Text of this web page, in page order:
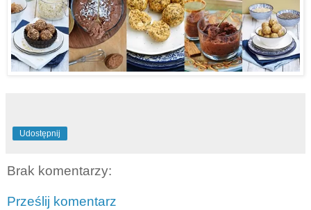
Udostępnij
Brak komentarzy:
Prześlij komentarz